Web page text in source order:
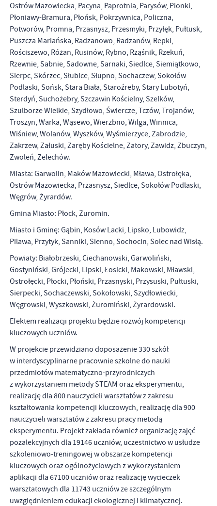
Ostrów Mazowiecka, Pacyna, Paprotnia, Parysów, Pionki,
Płoniawy-Bramura, Płońsk, Pokrzywnica, Policzna,
Potworów, Promna, Przasnysz, Przesmyki, Przyłęk, Pułtusk,
Puszcza Mariańska, Radzanowo, Radzanów, Repki,
Rościszewo, Różan, Rusinów, Rybno, Rząśnik, Rzekuń,
Rzewnie, Sabnie, Sadowne, Sarnaki, Siedlce, Siemiątkowo,
Sierpc, Skórzec, Słubice, Słupno, Sochaczew, Sokołów
Podlaski, Sońsk, Stara Biała, Staroźreby, Stary Lubotyń,
Sterdyń, Suchożebry, Szczawin Kościelny, Szelków,
Szulborze Wielkie, Szydłowo, Świercze, Tczów, Trojanów,
Troszyn, Warka, Wąsewo, Wierzbno, Wilga, Winnica,
Wiśniew, Wolanów, Wyszków, Wyśmierzyce, Zabrodzie,
Zakrzew, Załuski, Zaręby Kościelne, Zatory, Zawidz, Zbuczyn,
Zwoleń, Żelechów.
Miasta: Garwolin, Maków Mazowiecki, Mława, Ostrołęka,
Ostrów Mazowiecka, Przasnysz, Siedlce, Sokołów Podlaski,
Węgrów, Żyrardów.
Gmina Miasto: Płock, Żuromin.
Miasto i Gminę: Gąbin, Kosów Lacki, Lipsko, Lubowidz,
Pilawa, Przytyk, Sanniki, Sienno, Sochocin, Solec nad Wisłą.
Powiaty: Białobrzeski, Ciechanowski, Garwoliński,
Gostyniński, Grójecki, Lipski, Łosicki, Makowski, Mławski,
Ostrołęcki, Płocki, Płoński, Przasnyski, Przysuski, Pułtuski,
Sierpecki, Sochaczewski, Sokołowski, Szydłowiecki,
Węgrowski, Wyszkowski, Żuromiński, Żyrardowski.
Efektem realizacji projektu będzie rozwój kompetencji
kluczowych uczniów.
W projekcie przewidziano doposażenie 330 szkół
w interdyscyplinarne pracownie szkolne do nauki
przedmiotów matematyczno-przyrodniczych
z wykorzystaniem metody STEAM oraz eksperymentu,
realizację dla 800 nauczycieli warsztatów z zakresu
kształtowania kompetencji kluczowych, realizację dla 900
nauczycieli warsztatów z zakresu pracy metodą
eksperymentu. Projekt zakłada również organizację zajęć
pozalekcyjnych dla 19146 uczniów, uczestnictwo w usłudze
szkoleniowo-treningowej w obszarze kompetencji
kluczowych oraz ogólnożyciowych z wykorzystaniem
aplikacji dla 67100 uczniów oraz realizację wycieczek
warsztatowych dla 11743 uczniów ze szczególnym
uwzględnieniem edukacji ekologicznej i klimatycznej.